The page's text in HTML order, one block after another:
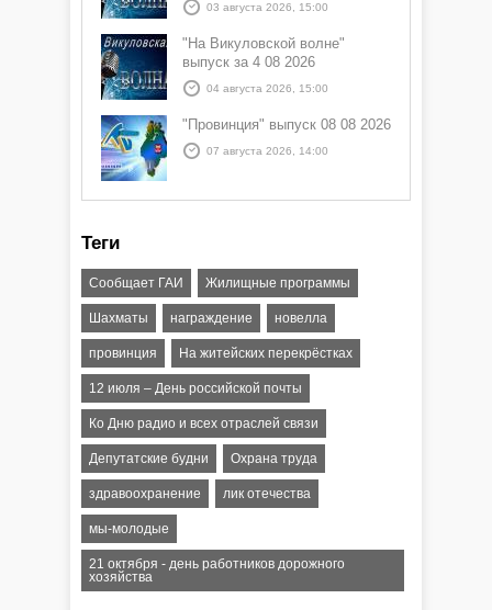
03 августа 2026, 15:00
"На Викуловской волне"
выпуск за 4 08 2026
04 августа 2026, 15:00
"Провинция" выпуск 08 08 2026
07 августа 2026, 14:00
Теги
Сообщает ГАИ Жилищные программы
Шахматы награждение новелла
провинция На житейских перекрёстках
12 июля – День российской почты
Ко Дню радио и всех отраслей связи
Депутатские будни Охрана труда
здравоохранение лик отечества
мы-молодые
21 октября - день работников дорожного
хозяйства